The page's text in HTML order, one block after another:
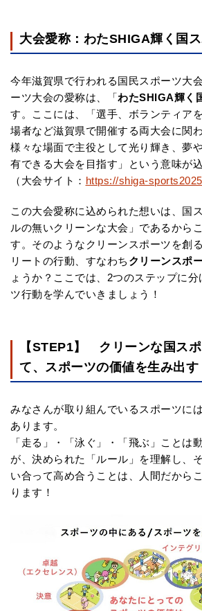
大会愛称：わたSHIGA輝く国
今年滋賀県で行われる国民スポーツ大
ーツ大会の愛称は、「わたSHIGA輝く
す。ここには、「選手、ボランティア
場者など滋賀県で開催する両大会に関
様々な場面で主役として光り輝き、夢
有できる大会を目指す」という意味が
（大会サイト： https://shiga-
この大会愛称に込められた想いは、国
ルの無いクリーンな大会」であるから
す。そのようなクリーンスポーツを創
リートの行動、すなわち クリーンスポ
ょうか？ここでは、2つのステップに
ツ行動を学んでいきましょう！
【STEP1】 クリーンな国ス
て、スポーツの価値を生み出す
みなさんが取り組んでいるスポーツに
あります。
「走る」・「泳ぐ」・「飛ぶ」ことは
が、決められた「ルール」を理解し、
い合って高め合うことは、人間だから
ります！